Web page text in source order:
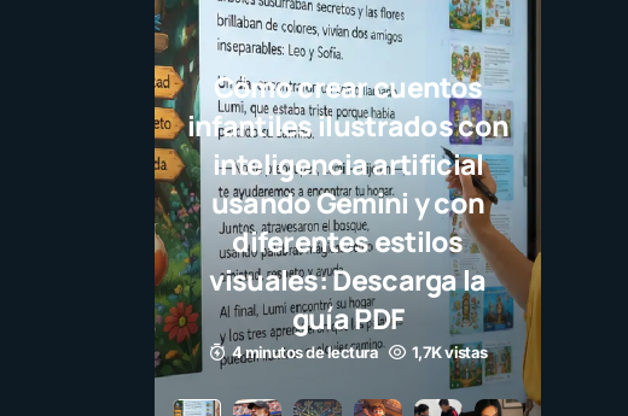
Cómo crear cuentos
infantiles ilustrados con
inteligencia artificial
usando Gemini y con
diferentes estilos
visuales: Descarga la
guía PDF
4 minutos de lectura 1,7K vistas